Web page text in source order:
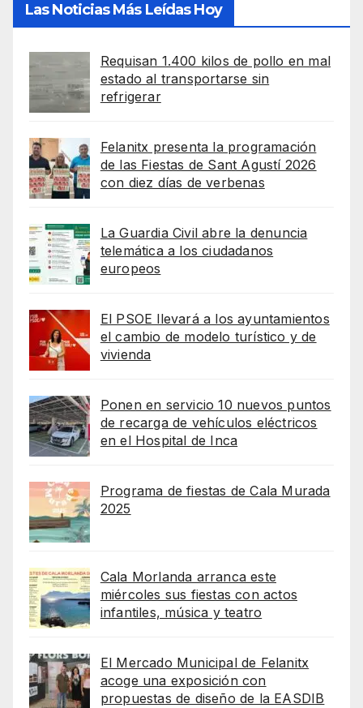
Las Noticias Más Leídas Hoy
Requisan 1.400 kilos de pollo en mal
estado al transportarse sin
refrigerar
Felanitx presenta la programación
de las Fiestas de Sant Agustí 2026
con diez días de verbenas
La Guardia Civil abre la denuncia
telemática a los ciudadanos
europeos
El PSOE llevará a los ayuntamientos
el cambio de modelo turístico y de
vivienda
Ponen en servicio 10 nuevos puntos
de recarga de vehículos eléctricos
en el Hospital de Inca
Programa de fiestas de Cala Murada
2025
Cala Morlanda arranca este
miércoles sus fiestas con actos
infantiles, música y teatro
El Mercado Municipal de Felanitx
acoge una exposición con
propuestas de diseño de la EASDIB